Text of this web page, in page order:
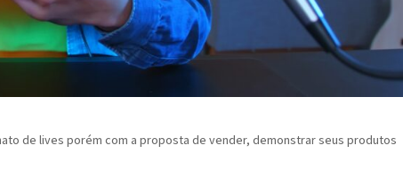
de lives porém com a proposta de vender, demonstrar seus produtos